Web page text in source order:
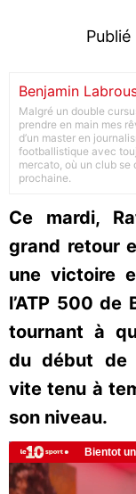
Benjamin
Malgré un double
prendre en main mes
d’un master en
footballistique avec
mercato, où un club se
prochaine.
Ce mardi,
grand retour
une victoire
l’ATP 500 de
tournant à
du début de
vite tenu à
son niveau.